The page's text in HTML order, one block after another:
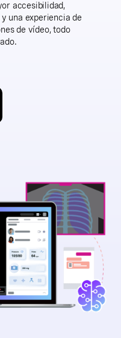
accesibilidad,
una experiencia de
de vídeo, todo